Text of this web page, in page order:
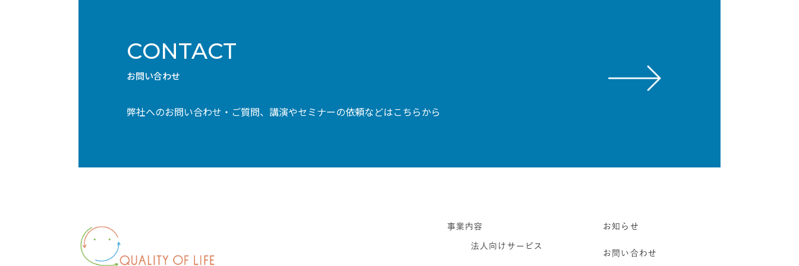
CONTACT
お問い合わせ
弊社へのお問い合わせ・ご質問、講演やセミナーの依頼などはこちらから
事業内容
法人向けサービス
お知らせ
お問い合わせ